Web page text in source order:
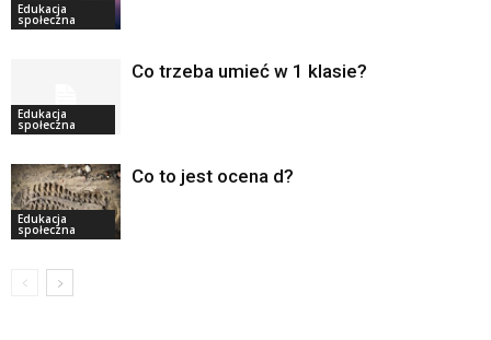
Edukacja
społeczna
Edukacja
społeczna
Co trzeba umieć w 1 klasie?
Edukacja
społeczna
Co to jest ocena d?